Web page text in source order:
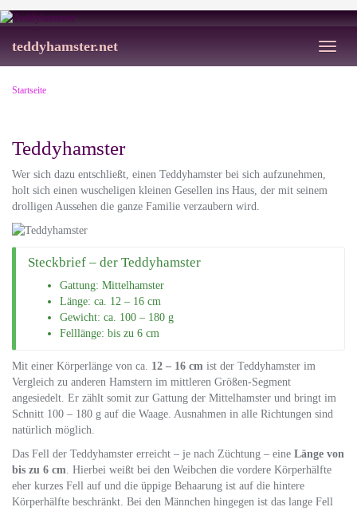
to
content
Toggle
teddyhamster.net
Startseite
Teddyhamster
Wer sich dazu entschließt, einen Teddyhamster bei sich aufzunehmen,
holt sich einen wuscheligen kleinen Gesellen ins Haus, der mit seinem
drolligen Aussehen die ganze Familie verzaubern wird.
Steckbrief – der Teddyhamster
Gattung: Mittelhamster
Länge: ca. 12 – 16 cm
Gewicht: ca. 100 – 180 g
Felllänge: bis zu 6 cm
Mit einer Körperlänge von ca. 12 – 16 cm ist der Teddyhamster im
Vergleich zu anderen Hamstern im mittleren Größen-Segment
angesiedelt. Er zählt somit zur Gattung der Mittelhamster und bringt im
Schnitt 100 – 180 g auf die Waage. Ausnahmen in alle Richtungen sind
natürlich möglich.
Das Fell der Teddyhamster erreicht – je nach Züchtung – eine Länge von
bis zu 6 cm. Hierbei weißt bei den Weibchen die vordere Körperhälfte
eher kurzes Fell auf und die üppige Behaarung ist auf die hintere
Körperhälfte beschränkt. Bei den Männchen hingegen ist das lange Fell